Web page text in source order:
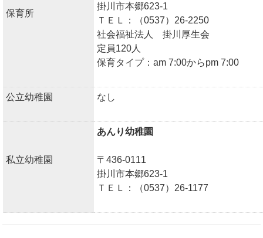
保育所
掛川市本郷623-1
ＴＥＬ：（0537）26-2250
社会福祉法人 掛川厚生会
定員120人
保育タイプ：am 7:00からpm 7:00
公立幼稚園 なし
私立幼稚園
あんり幼稚園
〒436-0111
掛川市本郷623-1
ＴＥＬ：（0537）26-1177